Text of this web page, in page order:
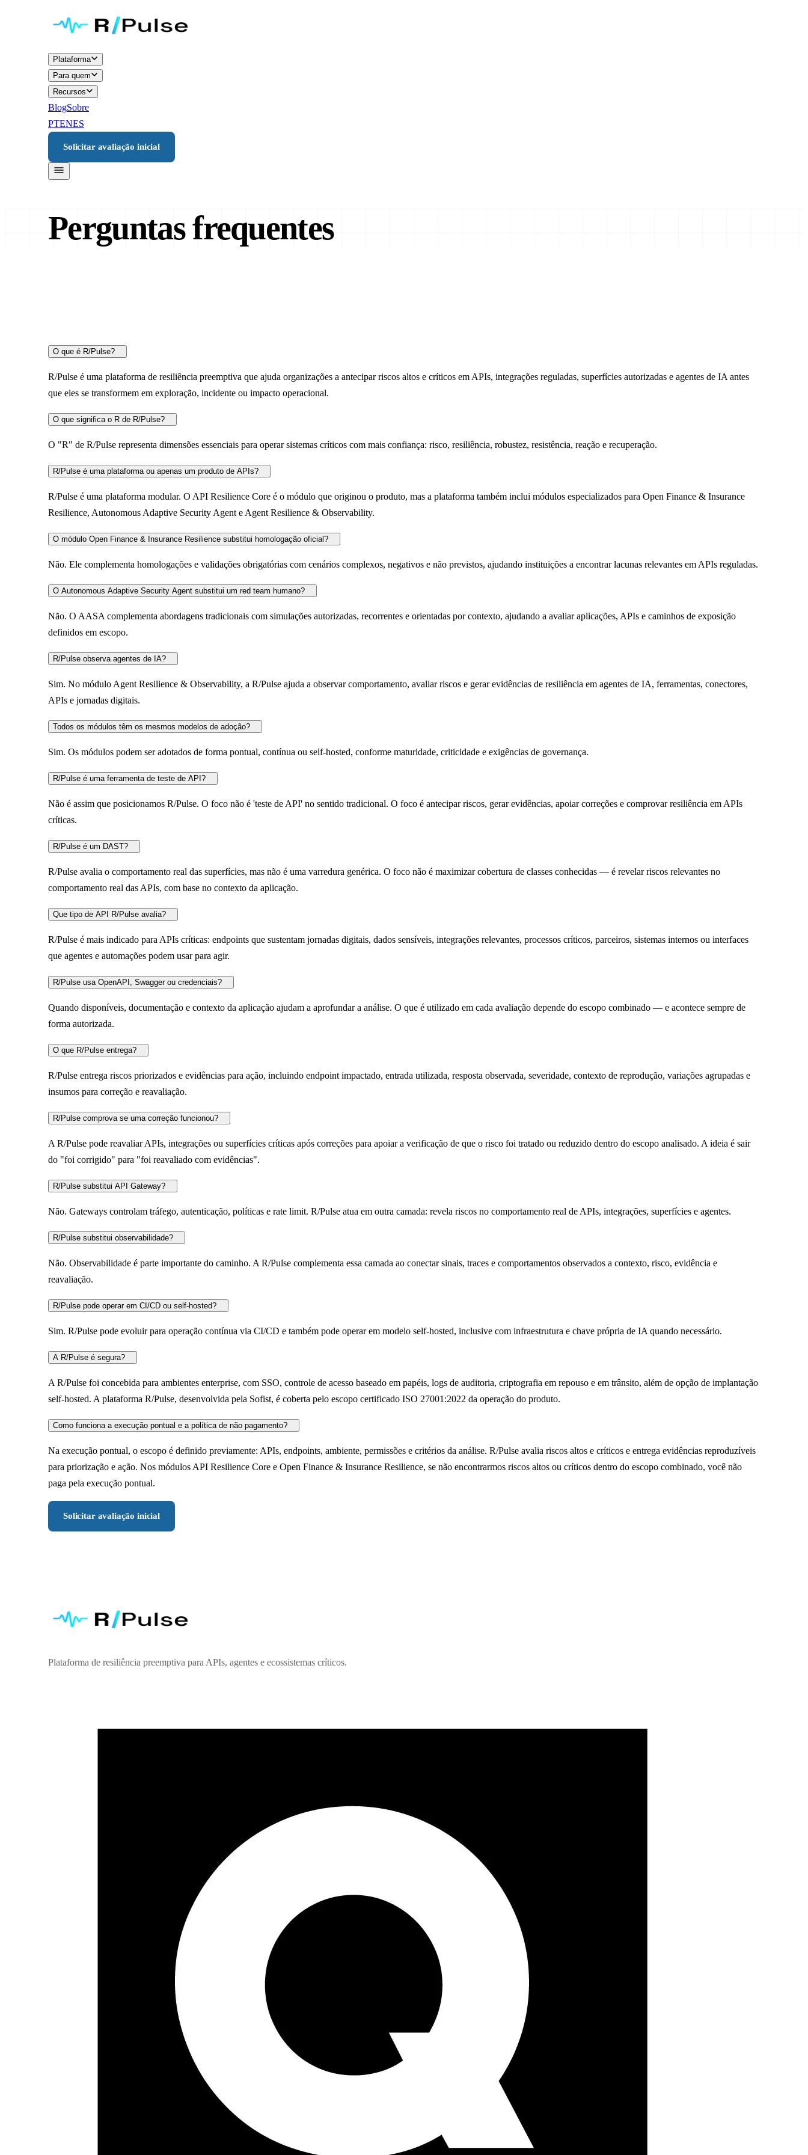
Plataforma
Para quem
Recursos
BlogSobre
PTENES
Solicitar avaliação inicial
Perguntas frequentes
O que é R/Pulse?
R/Pulse é uma plataforma de resiliência preemptiva que ajuda organizações a antecipar riscos altos e críticos em APIs, integrações reguladas, superfícies autorizadas e agentes de IA antes
que eles se transformem em exploração, incidente ou impacto operacional.
O que significa o R de R/Pulse?
O "R" de R/Pulse representa dimensões essenciais para operar sistemas críticos com mais confiança: risco, resiliência, robustez, resistência, reação e recuperação.
R/Pulse é uma plataforma ou apenas um produto de APIs?
R/Pulse é uma plataforma modular. O API Resilience Core é o módulo que originou o produto, mas a plataforma também inclui módulos especializados para Open Finance & Insurance
Resilience, Autonomous Adaptive Security Agent e Agent Resilience & Observability.
O módulo Open Finance & Insurance Resilience substitui homologação oficial?
Não. Ele complementa homologações e validações obrigatórias com cenários complexos, negativos e não previstos, ajudando instituições a encontrar lacunas relevantes em APIs reguladas.
O Autonomous Adaptive Security Agent substitui um red team humano?
Não. O AASA complementa abordagens tradicionais com simulações autorizadas, recorrentes e orientadas por contexto, ajudando a avaliar aplicações, APIs e caminhos de exposição
definidos em escopo.
R/Pulse observa agentes de IA?
Sim. No módulo Agent Resilience & Observability, a R/Pulse ajuda a observar comportamento, avaliar riscos e gerar evidências de resiliência em agentes de IA, ferramentas, conectores,
APIs e jornadas digitais.
Todos os módulos têm os mesmos modelos de adoção?
Sim. Os módulos podem ser adotados de forma pontual, contínua ou self-hosted, conforme maturidade, criticidade e exigências de governança.
R/Pulse é uma ferramenta de teste de API?
Não é assim que posicionamos R/Pulse. O foco não é 'teste de API' no sentido tradicional. O foco é antecipar riscos, gerar evidências, apoiar correções e comprovar resiliência em APIs
críticas.
R/Pulse é um DAST?
R/Pulse avalia o comportamento real das superfícies, mas não é uma varredura genérica. O foco não é maximizar cobertura de classes conhecidas — é revelar riscos relevantes no
comportamento real das APIs, com base no contexto da aplicação.
Que tipo de API R/Pulse avalia?
R/Pulse é mais indicado para APIs críticas: endpoints que sustentam jornadas digitais, dados sensíveis, integrações relevantes, processos críticos, parceiros, sistemas internos ou interfaces
que agentes e automações podem usar para agir.
R/Pulse usa OpenAPI, Swagger ou credenciais?
Quando disponíveis, documentação e contexto da aplicação ajudam a aprofundar a análise. O que é utilizado em cada avaliação depende do escopo combinado — e acontece sempre de
forma autorizada.
O que R/Pulse entrega?
R/Pulse entrega riscos priorizados e evidências para ação, incluindo endpoint impactado, entrada utilizada, resposta observada, severidade, contexto de reprodução, variações agrupadas e
insumos para correção e reavaliação.
R/Pulse comprova se uma correção funcionou?
A R/Pulse pode reavaliar APIs, integrações ou superfícies críticas após correções para apoiar a verificação de que o risco foi tratado ou reduzido dentro do escopo analisado. A ideia é sair
do "foi corrigido" para "foi reavaliado com evidências".
R/Pulse substitui API Gateway?
Não. Gateways controlam tráfego, autenticação, políticas e rate limit. R/Pulse atua em outra camada: revela riscos no comportamento real de APIs, integrações, superfícies e agentes.
R/Pulse substitui observabilidade?
Não. Observabilidade é parte importante do caminho. A R/Pulse complementa essa camada ao conectar sinais, traces e comportamentos observados a contexto, risco, evidência e
reavaliação.
R/Pulse pode operar em CI/CD ou self-hosted?
Sim. R/Pulse pode evoluir para operação contínua via CI/CD e também pode operar em modelo self-hosted, inclusive com infraestrutura e chave própria de IA quando necessário.
A R/Pulse é segura?
A R/Pulse foi concebida para ambientes enterprise, com SSO, controle de acesso baseado em papéis, logs de auditoria, criptografia em repouso e em trânsito, além de opção de implantação
self-hosted. A plataforma R/Pulse, desenvolvida pela Sofist, é coberta pelo escopo certificado ISO 27001:2022 da operação do produto.
Como funciona a execução pontual e a política de não pagamento?
Na execução pontual, o escopo é definido previamente: APIs, endpoints, ambiente, permissões e critérios da análise. R/Pulse avalia riscos altos e críticos e entrega evidências reproduzíveis
para priorização e ação. Nos módulos API Resilience Core e Open Finance & Insurance Resilience, se não encontrarmos riscos altos ou críticos dentro do escopo combinado, você não
paga pela execução pontual.
Solicitar avaliação inicial
Plataforma de resiliência preemptiva para APIs, agentes e ecossistemas críticos.